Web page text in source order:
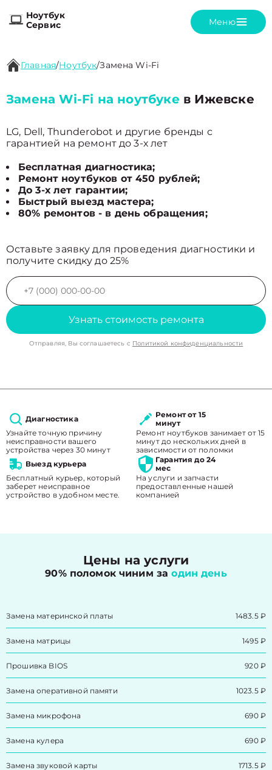
Ноутбук
Сервис
Меню
Главная/Ноутбук/Замена Wi-Fi
Замена Wi-Fi на ноутбуке в Ижевске
LG, Dell, Thunderobot и другие бренды с
гарантией на ремонт до 3-х лет
Бесплатная диагностика;
Ремонт ноутбуков от 450 рублей;
До 3-х лет гарантии;
Быстрый выезд мастера;
80% ремонтов - в день обращения;
Оставьте заявку для проведения диагностики и
получите скидку до 25%
Узнать стоимость ремонта
Отправляя, Вы соглашаетесь с Политикой конфиденциальности
Диагностика
Узнайте точную причину
неисправности вашего
устройства через 30 минут
Ремонт от 15
минут
Ремонт ноутбуков занимает от 15
минут до нескольких дней в
зависимости от поломки
Выезд курьера
Бесплатный курьер, который
заберет неисправное
устройство в удобном месте.
Гарантия до 24
мес
На услуги и запчасти
предоставленные нашей
компанией
Цены на услуги
90% поломок чиним заодин день
Замена материнской платы 1483.5 ₽
Замена матрицы 1495 ₽
Прошивка BIOS 920 ₽
Замена оперативной памяти 1023.5 ₽
Замена микрофона 690 ₽
Замена кулера 690 ₽
Замена звуковой карты 1713.5 ₽